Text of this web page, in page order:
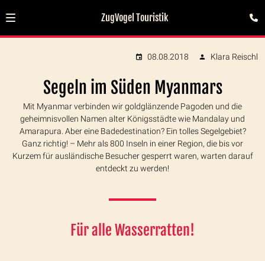
ZugVogel Touristik
08.08.2018 Klara Reischl
Segeln im Süden Myanmars
Mit Myanmar verbinden wir goldglänzende Pagoden und die
geheimnisvollen Namen alter Königsstädte wie Mandalay und
Amarapura. Aber eine Badedestination? Ein tolles Segelgebiet?
Ganz richtig! – Mehr als 800 Inseln in einer Region, die bis vor
Kurzem für ausländische Besucher gesperrt waren, warten darauf
entdeckt zu werden!
Für alle Wasserratten!